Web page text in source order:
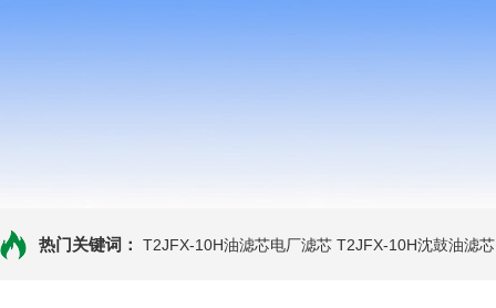
热门关键词： T2JFX-10H油滤芯电厂滤芯 T2JFX-10H沈鼓油滤芯